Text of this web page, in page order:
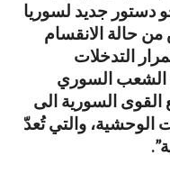
دستور جديد لسوريا
من حالة الانقسام
التدخلات
الشعب السوري
السورية الى
الوحشية، والتي تُعدّ